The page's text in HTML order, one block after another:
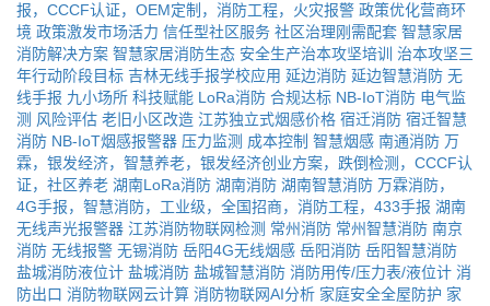
报，CCCF认证，OEM定制，消防工程，火灾报警 政策优化营商环
境 政策激发市场活力 信任型社区服务 社区治理刚需配套 智慧家居
消防解决方案 智慧家居消防生态 安全生产治本攻坚培训 治本攻坚三
年行动阶段目标 吉林无线手报学校应用 延边消防 延边智慧消防 无
线手报 九小场所 科技赋能 LoRa消防 合规达标 NB-IoT消防 电气监
测 风险评估 老旧小区改造 江苏独立式烟感价格 宿迁消防 宿迁智慧
消防 NB-IoT烟感报警器 压力监测 成本控制 智慧烟感 南通消防 万
霖，银发经济，智慧养老，银发经济创业方案，跌倒检测，CCCF认
证，社区养老 湖南LoRa消防 湖南消防 湖南智慧消防 万霖消防，
4G手报，智慧消防，工业级，全国招商，消防工程，433手报 湖南
无线声光报警器 江苏消防物联网检测 常州消防 常州智慧消防 南京
消防 无线报警 无锡消防 岳阳4G无线烟感 岳阳消防 岳阳智慧消防
盐城消防液位计 盐城消防 盐城智慧消防 消防用传/压力表/液位计 消
防出口 消防物联网云计算 消防物联网AI分析 家庭安全全屋防护 家